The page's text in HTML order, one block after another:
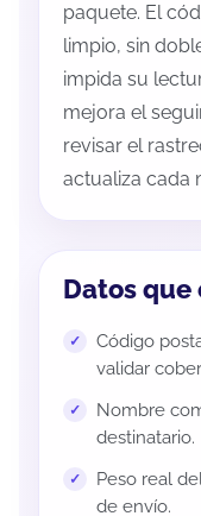
paquete. El
limpio, sin
impida su
mejora el
revisar el
actualiza cada
Datos
Código
validar
Nombre
destinatario.
Peso real
de envío.